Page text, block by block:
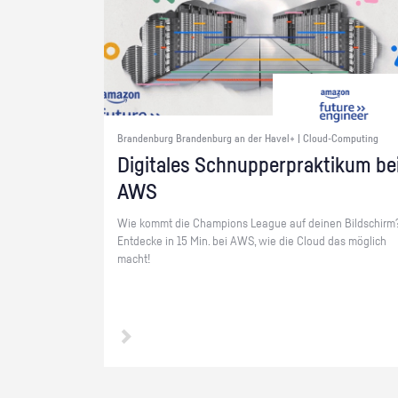
Brandenburg Brandenburg an der Havel+ | Cloud-Computing
Di­gi­ta­les Schnup­per­prak­ti­kum
AWS
Wie kommt die Cham­pi­ons Le­ague auf dei­nen
Ent­de­cke in 15 Min. bei AWS, wie die Cloud das mög­lich
macht!